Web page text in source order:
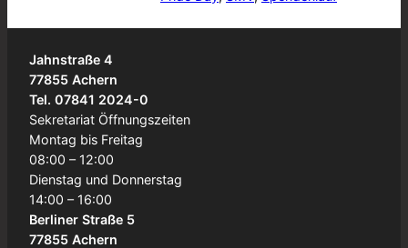
Jahnstraße 4
77855 Achern
Tel. 07841 2024-0
Sekretariat Öffnungszeiten
Montag bis Freitag
08:00 – 12:00
Dienstag und Donnerstag
14:00 – 16:00
Berliner Straße 5
77855 Achern